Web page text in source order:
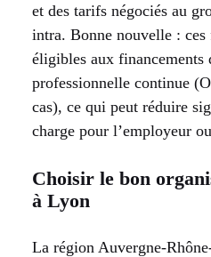
et des tarifs négociés au
intra. Bonne nouvelle :
éligibles aux financements
professionnelle continue
cas), ce qui peut réduire
charge pour l’employeur
Choisir le bon
à Lyon
La région Auvergne-